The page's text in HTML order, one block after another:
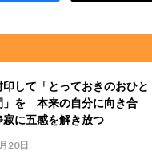
印して「とっておきのおひと
」を 本来の自分に向き合
寂に五感を解き放つ
20日